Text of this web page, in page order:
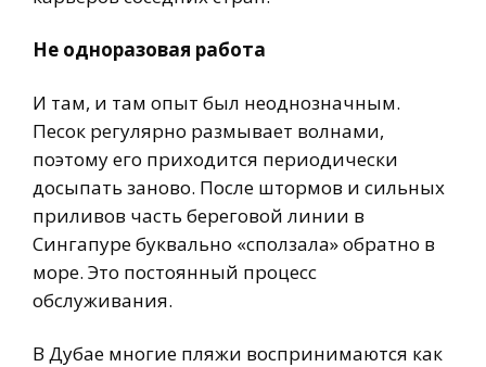
Не одноразовая работа
И там, и там опыт был неоднозначным.
Песок регулярно размывает волнами,
поэтому его приходится периодически
досыпать заново. После штормов и сильных
приливов часть береговой линии в
Сингапуре буквально «сползала» обратно в
море. Это постоянный процесс
обслуживания.
В Дубае многие пляжи воспринимаются как